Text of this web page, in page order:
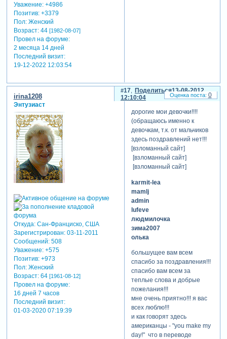
Уважение: +4986
Позитив: +3379
Пол:Женский
Возраст:44 [1982-08-07]
Провел на форуме:
2 месяца 14 дней
Последний визит:
19-12-2022 12:03:54
Поделиться
17
13-08-2012
12:10:04
irina1208
Энтузиаст
Откуда:Сан-Франциско, США
Зарегистрирован: 03-11-2011
Сообщений:508
Уважение: +575
Позитив: +973
Пол:Женский
Возраст:64 [1961-08-12]
Провел на форуме:
16 дней 7 часов
Последний визит:
01-03-2020 07:19:39
дорогие мои девочки!!!!
(обращаюсь именно к
девочкам, т.к. от мальчиков
здесь поздравлений нет!!!
[взломанный сайт]
[взломанный сайт]
[взломанный сайт]
karmit-lea
mamlj
admin
lufeve
людмилочка
зима2007
олька
большущее вам всем
спасибо за поздравления!!!
спасибо вам всем за
теплые слова и добрые
пожелания!!!
мне очень приятно!!! я вас
всех люблю!!!
и как говорят здесь
американцы - "you make my
day!" что в переводе
0